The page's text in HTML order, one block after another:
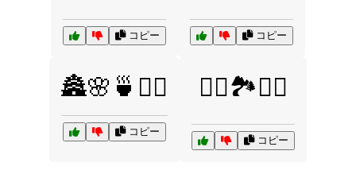
コピー コピー
🏯🌸🍵🧘‍♂️
コピー
🧗‍♀️🏞️🧗‍♂️
コピー